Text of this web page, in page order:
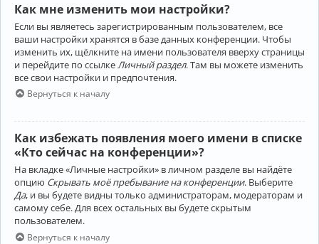
Как мне изменить мои настройки?
Если вы являетесь зарегистрированным пользователем, все
ваши настройки хранятся в базе данных конференции. Чтобы
изменить их, щёлкните на имени пользователя вверху страницы
и перейдите по ссылке Личный раздел. Там вы можете изменить
все свои настройки и предпочтения.
Вернуться к началу
Как избежать появления моего имени в списке
«Кто сейчас на конференции»?
На вкладке «Личные настройки» в личном разделе вы найдёте
опцию Скрывать моё пребывание на конференции. Выберите
Да, и вы будете видны только администраторам, модераторам и
самому себе. Для всех остальных вы будете скрытым
пользователем.
Вернуться к началу